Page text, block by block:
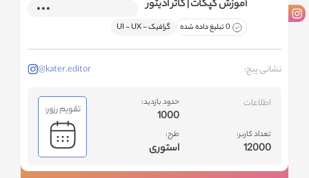
آموزش کپکات | کاتر ادیتور
0 تبلیغ داده شده گرافیک - ‌UI - UX
نشانی پیج: @kater.editor
اطلاعات
تعداد کاربر:
12000
حدود بازدید:
1000
طرح:
استوری
تقویم رزور: